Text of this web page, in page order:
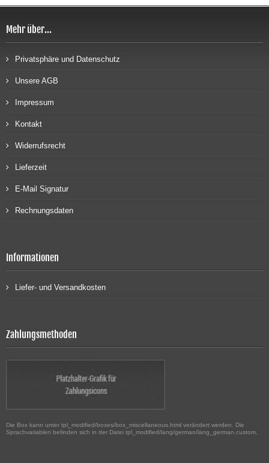
Mehr über...
Privatsphäre und Datenschutz
Unsere AGB
Impressum
Kontakt
Widerrufsrecht
Lieferzeit
E-Mail Signatur
Rechnungsdaten
Informationen
Liefer- und Versandkosten
Zahlungsmethoden
Die Box kann unter tpl_modified/boxes/box_miscellaneous.html verändert werden. Die
Sprachvariablen befinden sich in der Datei tpl_modified/lang/german/lang_german.custom.